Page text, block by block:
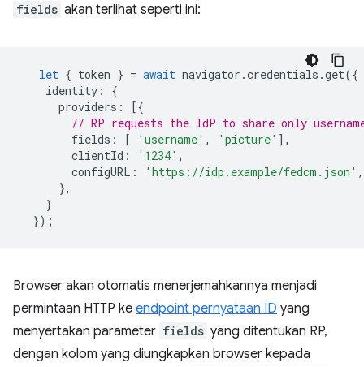
fields akan terlihat seperti ini:
let { token } = await navigator .credentials .get({
identity :
{
providers :
[{
// RP requests the IdP to share only
fields : [ 'username' , 'picture' ],
clientId : '1234' ,
configURL : 'https://idp.example/fedcm.json' ,
},
}
});
Browser akan otomatis menerjemahkannya menjadi
permintaan HTTP ke endpoint pernyataan ID yang
menyertakan parameter fields yang ditentukan RP,
dengan kolom yang diungkapkan browser kepada